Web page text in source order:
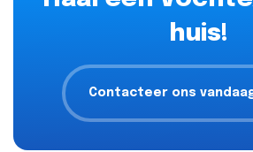
huis!
Contacteer ons